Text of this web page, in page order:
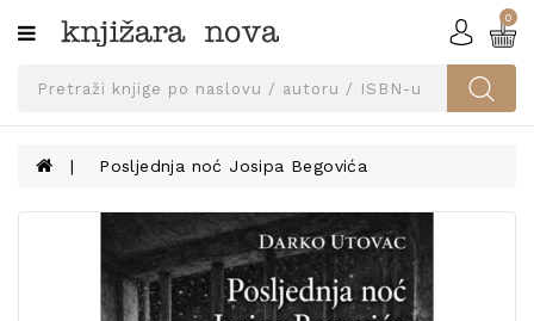
Kategorije
SVEUČILIŠNA
UDŽBENICI
KNJIGE
0
Posljednja noć Josipa Begovića